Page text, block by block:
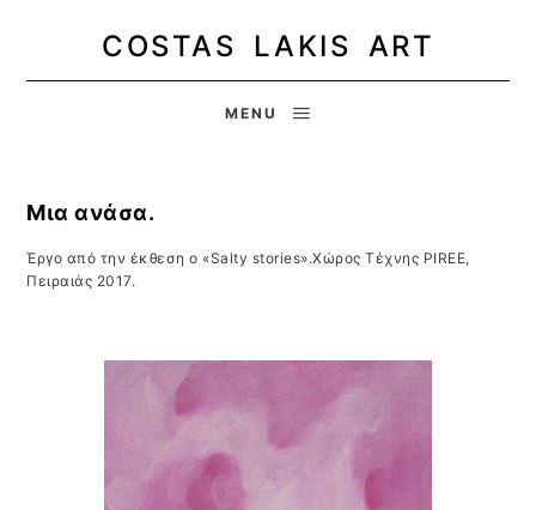
COSTAS LAKIS ART
MENU
Μια ανάσα.
Έργο από την έκθεση ο «Salty stories».Χώρος Τέχνης PIREE,
Πειραιάς 2017.